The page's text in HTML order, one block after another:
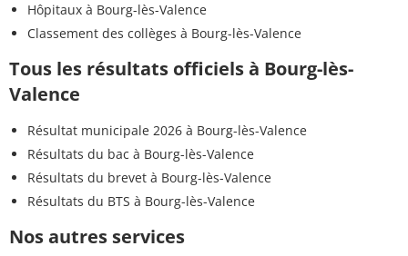
Hôpitaux à Bourg-lès-Valence
Classement des collèges à Bourg-lès-Valence
Tous les résultats officiels à Bourg-lès-
Valence
Résultat municipale 2026 à Bourg-lès-Valence
Résultats du bac à Bourg-lès-Valence
Résultats du brevet à Bourg-lès-Valence
Résultats du BTS à Bourg-lès-Valence
Nos autres services